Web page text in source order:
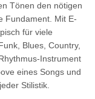
Tönen den nötigen
Fundament. Mit E-
für viele
Blues, Country,
Instrument
eines Songs und
Stilistik.